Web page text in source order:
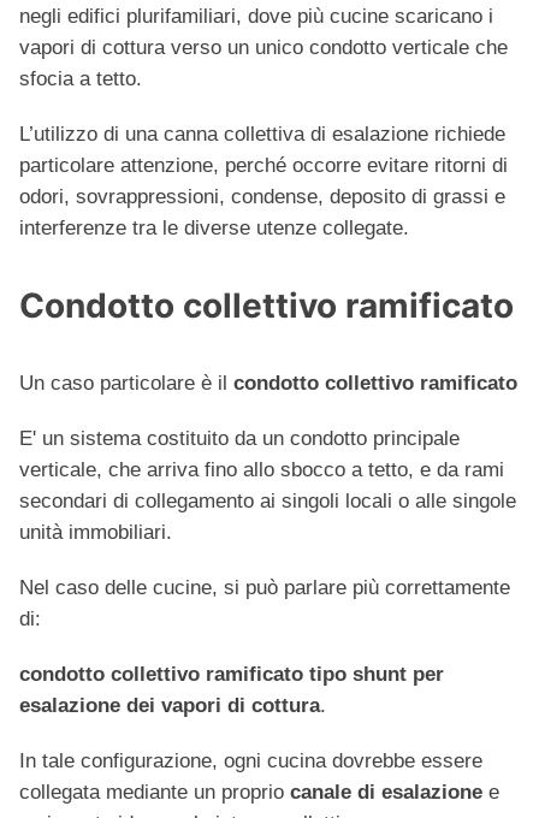
negli edifici plurifamiliari, dove più cucine scaricano i
vapori di cottura verso un unico condotto verticale che
sfocia a tetto.
L’utilizzo di una canna collettiva di esalazione richiede
particolare attenzione, perché occorre evitare ritorni di
odori, sovrappressioni, condense, deposito di grassi e
interferenze tra le diverse utenze collegate.
Condotto collettivo ramificato
Un caso particolare è il condotto collettivo ramificato
E' un sistema costituito da un condotto principale
verticale, che arriva fino allo sbocco a tetto, e da rami
secondari di collegamento ai singoli locali o alle singole
unità immobiliari.
Nel caso delle cucine, si può parlare più correttamente
di:
condotto collettivo ramificato tipo shunt per
esalazione dei vapori di cottura.
In tale configurazione, ogni cucina dovrebbe essere
collegata mediante un proprio canale di esalazione e